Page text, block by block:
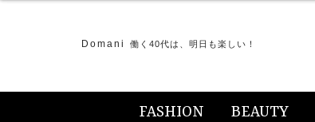
Domani 働く40代は、明日も楽しい！
FASHION BEAUTY